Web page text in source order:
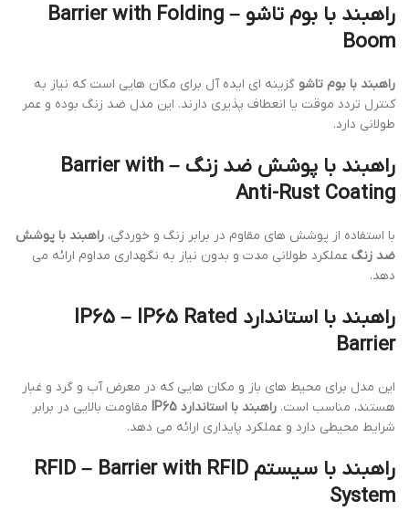
راهبند با بوم تاشو – Barrier with Folding
Boom
راهبند با بوم تاشو گزینه ای ایده آل برای مکان هایی است که نیاز به
کنترل تردد موقت یا انعطاف پذیری دارند. این مدل ضد زنگ بوده و عمر
طولانی دارد.
راهبند با پوشش ضد زنگ – Barrier with
Anti-Rust Coating
با استفاده از پوشش های مقاوم در برابر زنگ و خوردگی، راهبند با پوشش
ضد زنگ عملکرد طولانی مدت و بدون نیاز به نگهداری مداوم ارائه می
دهد.
راهبند با استاندارد IP65 – IP65 Rated
Barrier
این مدل برای محیط های باز و مکان هایی که در معرض آب و گرد و غبار
هستند، مناسب است. راهبند با استاندارد IP65
مقاومت بالایی در برابر
شرایط محیطی دارد و عملکرد پایداری ارائه می دهد.
راهبند با سیستم RFID – Barrier with RFID
System